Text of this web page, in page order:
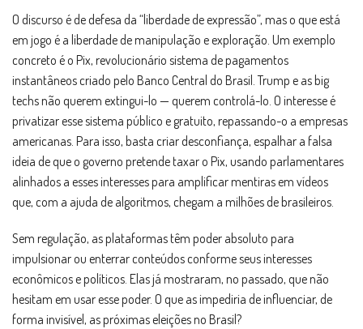
O discurso é de defesa da “liberdade de expressão”, mas o que está
em jogo é a liberdade de manipulação e exploração. Um exemplo
concreto é o Pix, revolucionário sistema de pagamentos
instantâneos criado pelo Banco Central do Brasil. Trump e as big
techs não querem extingui-lo — querem controlá-lo. O interesse é
privatizar esse sistema público e gratuito, repassando-o a empresas
americanas. Para isso, basta criar desconfiança, espalhar a falsa
ideia de que o governo pretende taxar o Pix, usando parlamentares
alinhados a esses interesses para amplificar mentiras em vídeos
que, com a ajuda de algoritmos, chegam a milhões de brasileiros.
Sem regulação, as plataformas têm poder absoluto para
impulsionar ou enterrar conteúdos conforme seus interesses
econômicos e políticos. Elas já mostraram, no passado, que não
hesitam em usar esse poder. O que as impediria de influenciar, de
forma invisível, as próximas eleições no Brasil?